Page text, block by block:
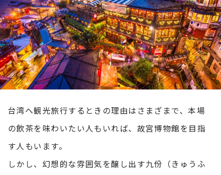
台湾へ観光旅行するときの理由はさまざまで、本場
の飲茶を味わいたい人もいれば、故宮博物館を目指
す人もいます。
しかし、幻想的な雰囲気を醸し出す九份（きゅうふ